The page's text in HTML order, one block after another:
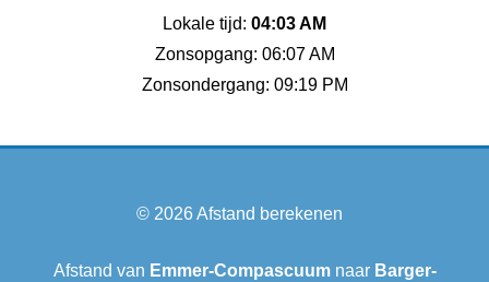
Lokale tijd: 04:03 AM
Zonsopgang: 06:07 AM
Zonsondergang: 09:19 PM
© 2026Afstand berekenen
Afstand van Emmer-Compascuumnaar Barger-